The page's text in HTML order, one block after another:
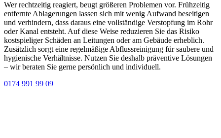
Wer rechtzeitig reagiert, beugt größeren Problemen vor. Frühzeitig
entfernte Ablagerungen lassen sich mit wenig Aufwand beseitigen
und verhindern, dass daraus eine vollständige Verstopfung im Rohr
oder Kanal entsteht. Auf diese Weise reduzieren Sie das Risiko
kostspieliger Schäden an Leitungen oder am Gebäude erheblich.
Zusätzlich sorgt eine regelmäßige Abflussreinigung für saubere und
hygienische Verhältnisse. Nutzen Sie deshalb präventive Lösungen
– wir beraten Sie gerne persönlich und individuell.
0174 991 99 09